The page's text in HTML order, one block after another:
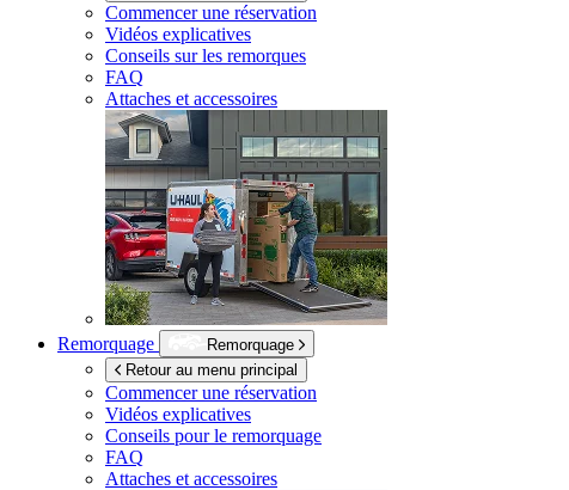
Commencer une réservation
Vidéos explicatives
Conseils sur les remorques
FAQ
Attaches et accessoires
Remorquage
Remorquage
Retour au menu principal
Commencer une réservation
Vidéos explicatives
Conseils pour le remorquage
FAQ
Attaches et accessoires